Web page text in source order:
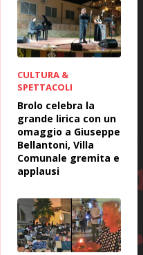
CULTURA &
SPETTACOLI
Brolo celebra la
grande lirica con un
omaggio a Giuseppe
Bellantoni, Villa
Comunale gremita e
applausi